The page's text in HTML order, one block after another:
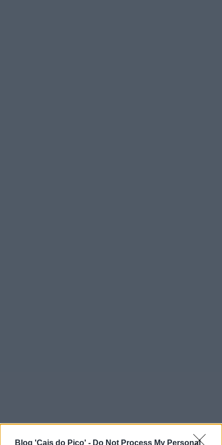
Blog 'Cais do Pico' - Do Not Process My Personal